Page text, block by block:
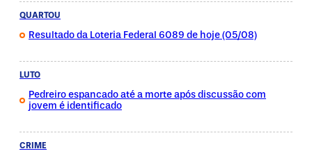
QUARTOU
Resultado da Loteria Federal 6089 de hoje (05/08)
LUTO
Pedreiro espancado até a morte após discussão com
jovem é identificado
CRIME